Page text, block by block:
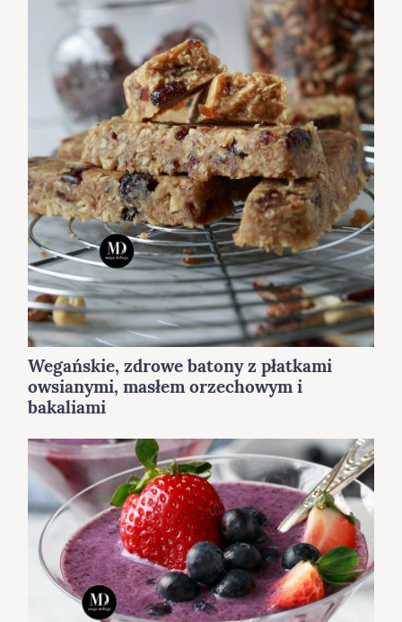
Wegańskie, zdrowe batony z płatkami
owsianymi, masłem orzechowym i
bakaliami